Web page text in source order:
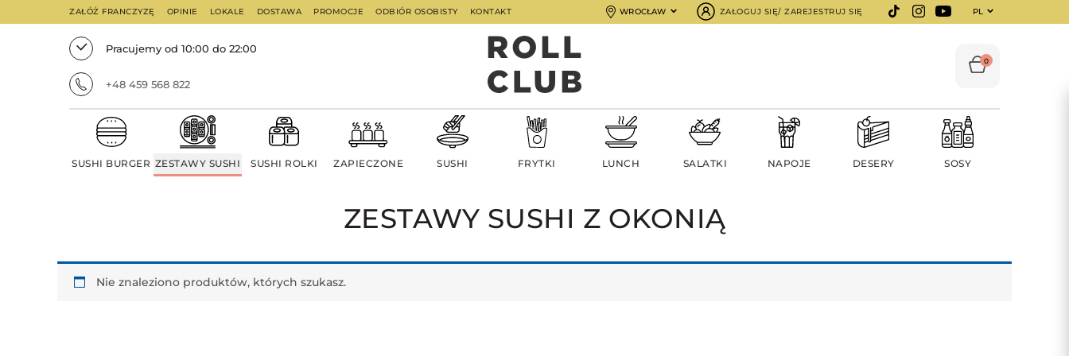
ZAŁÓŻ FRANCZYZĘ OPINIE LOKALE DOSTAWA PROMOCJE ODBIÓR OSOBISTY KONTAKT WROCŁAW ZAŁOGUJ SIĘ/ ZAREJESTRUJ SIĘ PL
Pracujemy od 10:00 do 22:00
+48 459 568 822
0
SUSHI BURGER ZESTAWY SUSHI SUSHI ROLKI ZAPIECZONE SUSHI FRYTKI LUNCH SALATKI NAPOJE DESERY SOSY
ZESTAWY SUSHI Z OKONIĄ
Nie znaleziono produktów, których szukasz.